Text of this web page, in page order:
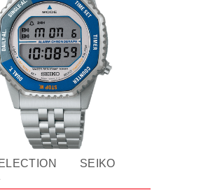
SEIKO